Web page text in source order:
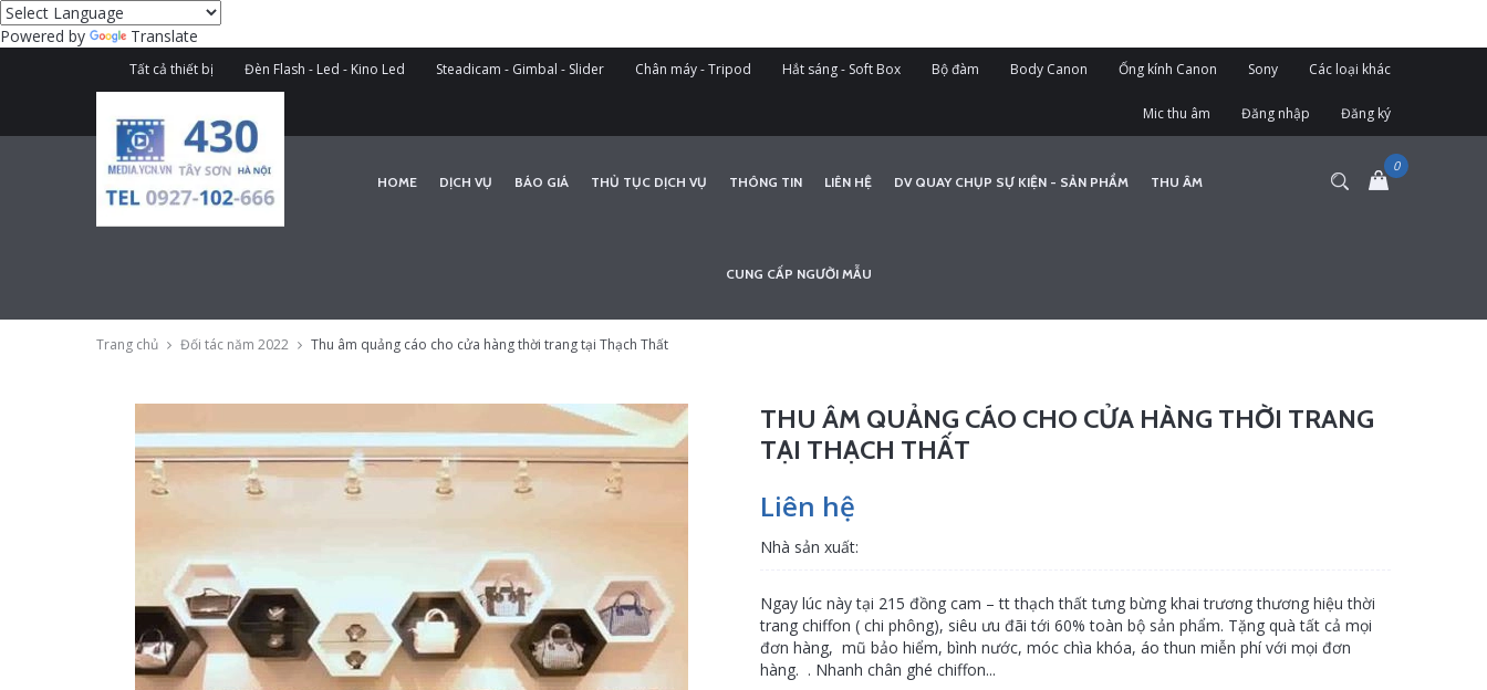
Powered by Translate
Tất cả thiết bị Đèn Flash - Led - Kino Led Steadicam - Gimbal - Slider Chân máy - Tripod Hắt sáng - Soft Box Bộ đàm Body Canon Ống kính Canon Sony Các loại khác
Mic thu âm Đăng nhập Đăng ký
HOME DỊCH VỤ BÁO GIÁ THỦ TỤC DỊCH VỤ THÔNG TIN LIÊN HỆ DV QUAY CHỤP SỰ KIỆN - SẢN PHẨM THU ÂM
CUNG CẤP NGƯỜI MẪU
Trang chủ Đối tác năm 2022 Thu âm quảng cáo cho cửa hàng thời trang tại Thạch Thất
THU ÂM QUẢNG CÁO CHO CỬA HÀNG THỜI TRANG
TẠI THẠCH THẤT
Liên hệ
Nhà sản xuất:
Ngay lúc này tại 215 đồng cam – tt thạch thất tưng bừng khai trương thương hiệu thời
trang chiffon ( chi phông), siêu ưu đãi tới 60% toàn bộ sản phẩm. Tặng quà tất cả mọi
đơn hàng, mũ bảo hiểm, bình nước, móc chìa khóa, áo thun miễn phí với mọi đơn
hàng. . Nhanh chân ghé chiffon...